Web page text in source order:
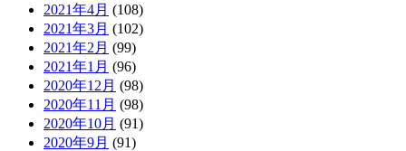
2021年4月 (108)
2021年3月 (102)
2021年2月 (99)
2021年1月 (96)
2020年12月 (98)
2020年11月 (98)
2020年10月 (91)
2020年9月 (91)